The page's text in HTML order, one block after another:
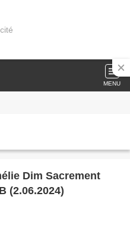
MENU
Dim Sacrement
(2.06.2024)